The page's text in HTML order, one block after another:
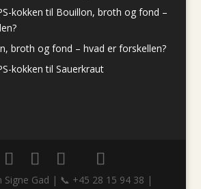
kokken til Bouillon, broth og fond –
broth og fond – hvad er forskellen?
kokken til Sauerkraut
Signe Gad | 📞 +45 28 15 94 38 |